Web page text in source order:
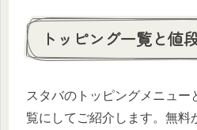
トッピング一覧と値
スタバのトッピングメニュー
覧にしてご紹介します。無料